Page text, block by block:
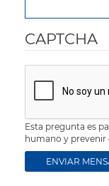
CAPTCHA
Esta pregunta es
humano y